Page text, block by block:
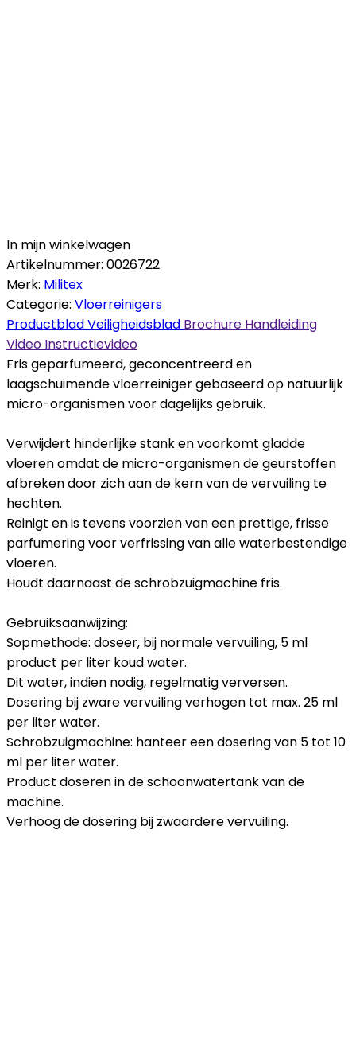
In mijn winkelwagen
Artikelnummer: 0026722
Merk: Militex
Categorie: Vloerreinigers
ProductbladVeiligheidsblad Brochure Handleiding
Video Instructievideo
Fris geparfumeerd, geconcentreerd en
laagschuimende vloerreiniger gebaseerd op natuurlijk
micro-organismen voor dagelijks gebruik.
Verwijdert hinderlijke stank en voorkomt gladde
vloeren omdat de micro-organismen de geurstoffen
afbreken door zich aan de kern van de vervuiling te
hechten.
Reinigt en is tevens voorzien van een prettige, frisse
parfumering voor verfrissing van alle waterbestendige
vloeren.
Houdt daarnaast de schrobzuigmachine fris.
Gebruiksaanwijzing:
Sopmethode: doseer, bij normale vervuiling, 5 ml
product per liter koud water.
Dit water, indien nodig, regelmatig verversen.
Dosering bij zware vervuiling verhogen tot max. 25 ml
per liter water.
Schrobzuigmachine: hanteer een dosering van 5 tot 10
ml per liter water.
Product doseren in de schoonwatertank van de
machine.
Verhoog de dosering bij zwaardere vervuiling.